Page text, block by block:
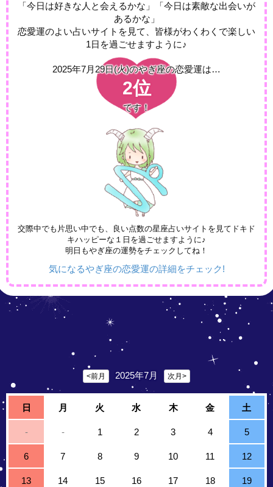
「今日は好きな人と会えるかな」「今日は素敵な出会いが
あるかな」
恋愛運のよい占いサイトを見て、皆様がわくわくで楽しい
1日を過ごせますように♪
2025年7月29日(火)のやぎ座の恋愛運は…
2位
です！
交際中でも片思い中でも、良い点数の星座占いサイトを見てドキド
キハッピーな１日を過ごせますように♪
明日もやぎ座の運勢をチェックしてね！
気になるやぎ座の恋愛運の詳細をチェック!
<前月 2025年7月 次月>
日 月 火 水 木 金 土
- - 1 2 3 4 5
6 7 8 9 10 11 12
13 14 15 16 17 18 19